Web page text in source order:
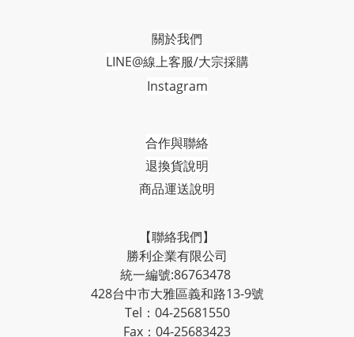
關於我們
LINE@線上客服/大宗採購
Instagram
合作與聯絡
退換貨說明
商品運送說明
【聯絡我們】
勝利企業有限公司
統一編號:86763478
428台中市大雅區義和路13-9號
Tel：04-25681550
Fax：04-25683423